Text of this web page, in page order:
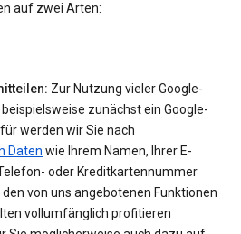
auf zwei Arten:
Zur Nutzung vieler Google-
zunächst ein Google-
werden wir Sie nach
Daten wie Ihrem Namen, Ihrer E-
oder Kreditkartennummer
von uns angebotenen Funktionen
vollumfänglich profitieren